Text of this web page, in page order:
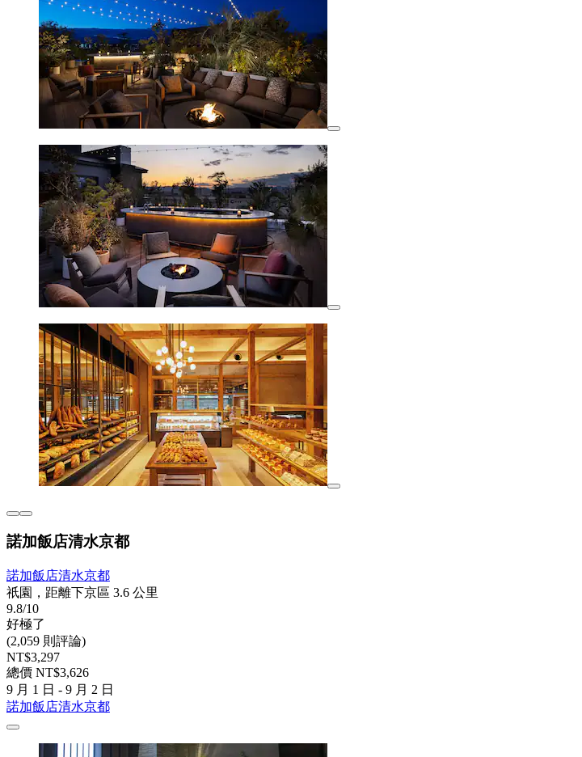
諾加飯店清水京都
諾加飯店清水京都
祇園，距離下京區 3.6 公里
9.8/10
好極了
(2,059 則評論)
NT$3,297
總價 NT$3,626
9 月 1 日 - 9 月 2 日
諾加飯店清水京都